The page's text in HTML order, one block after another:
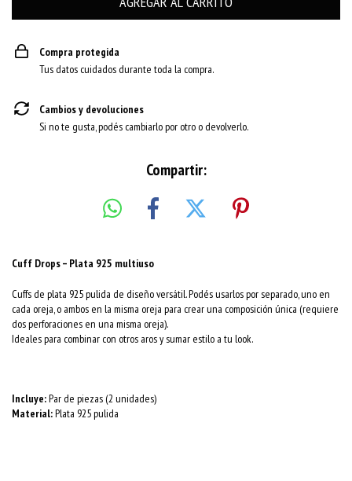
Compra protegida
Tus datos cuidados durante toda la compra.
Cambios y devoluciones
Si no te gusta, podés cambiarlo por otro o devolverlo.
Compartir:
Cuff Drops – Plata 925 multiuso
Cuffs de plata 925 pulida de diseño versátil. Podés usarlos por separado, uno en
cada oreja, o ambos en la misma oreja para crear una composición única (requiere
dos perforaciones en una misma oreja).
Ideales para combinar con otros aros y sumar estilo a tu look.
Incluye:Par de piezas (2 unidades)
Material:Plata 925 pulida